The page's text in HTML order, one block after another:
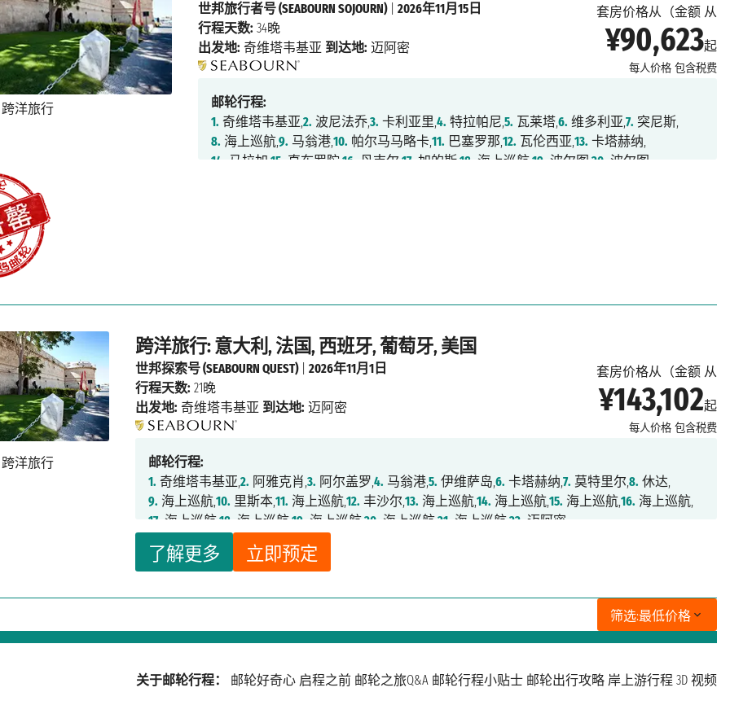
套房价格从（金额 从
¥90,623起
每人价格 包含税费
世邦旅行者号 (SEABOURN SOJOURN)| 2026年11月15日
行程天数: 34晚
出发地: 奇维塔韦基亚 到达地: 迈阿密
邮轮行程:
1. 奇维塔韦基亚,2. 波尼法乔,3. 卡利亚里,4. 特拉帕尼,5. 瓦莱塔,6. 维多利亚,7. 突尼斯,
8. 海上巡航,9. 马翁港,10. 帕尔马马略卡,11. 巴塞罗那,12. 瓦伦西亚,13. 卡塔赫纳,
14.
马拉加, 15. 直布罗陀,16. 丹吉尔,17. 加的斯,18. 海上巡航,19. 波尔图, 20. 波尔图,
跨洋旅行: 意大利, 法国, 西班牙, 葡萄牙, 美国
套房价格从（金额 从
¥143,102起
每人价格 包含税费
了解更多 立即预定
世邦探索号 (SEABOURN QUEST)|2026年11月1日
行程天数: 21晚
出发地: 奇维塔韦基亚 到达地: 迈阿密
邮轮行程:
1. 奇维塔韦基亚,2. 阿雅克肖,3. 阿尔盖罗,4. 马翁港,5. 伊维萨岛,6. 卡塔赫纳,7. 莫特里尔,8. 休达,
9. 海上巡航,10. 里斯本,11. 海上巡航,12. 丰沙尔,13. 海上巡航,14. 海上巡航,15. 海上巡航,16. 海上巡航,
17. 海上巡航,18. 海上巡航,19. 海上巡航,20. 海上巡航,21. 海上巡航,22. 迈阿密
筛选:最低价格
关于邮轮行程： 邮轮好奇心 启程之前 邮轮之旅Q&A 邮轮行程小贴士 邮轮出行攻略 岸上游行程 3D 视频